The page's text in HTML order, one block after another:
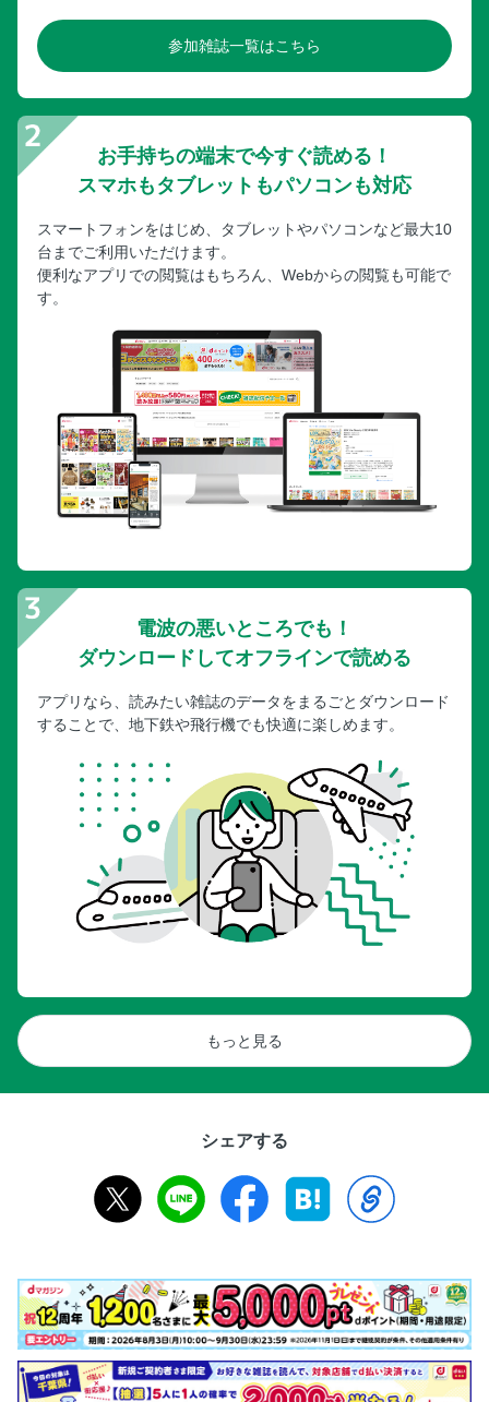
参加雑誌一覧はこちら
お手持ちの端末で今すぐ読める！
スマホもタブレットもパソコンも対応
スマートフォンをはじめ、タブレットやパソコンなど最大10
台までご利用いただけます。
便利なアプリでの閲覧はもちろん、Webからの閲覧も可能で
す。
電波の悪いところでも！
ダウンロードしてオフラインで読める
アプリなら、読みたい雑誌のデータをまるごとダウンロード
することで、地下鉄や飛行機でも快適に楽しめます。
もっと見る
シェアする